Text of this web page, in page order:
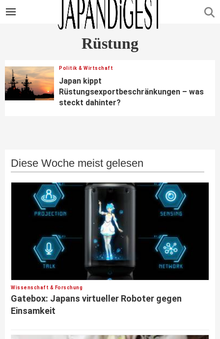
Rüstung
Politik & Wirtschaft
Japan kippt
Rüstungsexportbeschränkungen – was
steckt dahinter?
Diese Woche meist gelesen
Wissenschaft & Forschung
Gatebox: Japans virtueller Roboter gegen
Einsamkeit